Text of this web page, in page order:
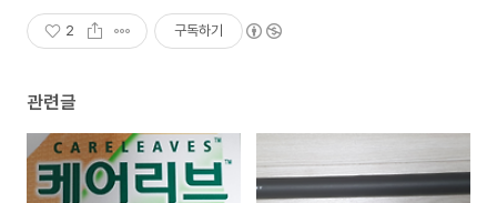
2 구독하기
관련글